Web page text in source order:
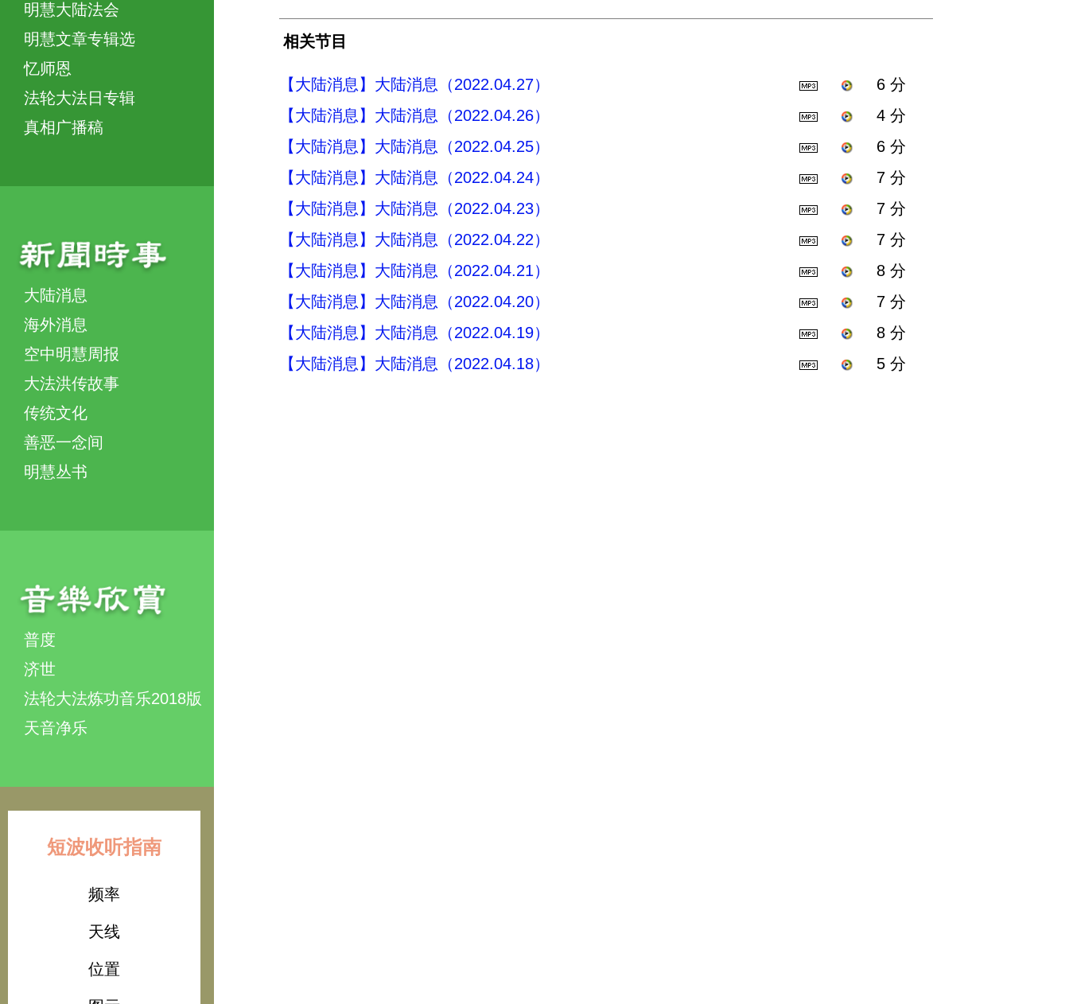
明慧大陆法会
明慧文章专辑选
忆师恩
法轮大法日专辑
真相广播稿
大陆消息
海外消息
空中明慧周报
大法洪传故事
传统文化
善恶一念间
明慧丛书
普度
济世
法轮大法炼功音乐2018版
天音净乐
短波收听指南
频率
天线
位置
相关节目
【大陆消息】大陆消息（2022.04.27）
6 分
【大陆消息】大陆消息（2022.04.26）
4 分
【大陆消息】大陆消息（2022.04.25）
6 分
【大陆消息】大陆消息（2022.04.24）
7 分
【大陆消息】大陆消息（2022.04.23）
7 分
【大陆消息】大陆消息（2022.04.22）
7 分
【大陆消息】大陆消息（2022.04.21）
8 分
【大陆消息】大陆消息（2022.04.20）
7 分
【大陆消息】大陆消息（2022.04.19）
8 分
【大陆消息】大陆消息（2022.04.18）
5 分